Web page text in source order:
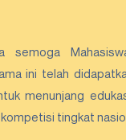
ini telah
menunjang
tingkat